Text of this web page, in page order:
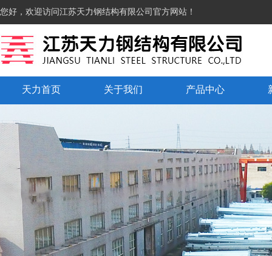
您好，欢迎访问江苏天力钢结构有限公司官方网站！
天力首页 关于我们 产品中心